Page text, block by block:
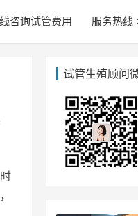
咨询试管费用 服务热线
试管生殖顾问